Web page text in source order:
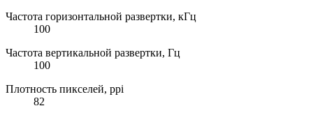
Частота горизонтальной развертки, кГц
100
Частота вертикальной развертки, Гц
100
Плотность пикселей, ppi
82